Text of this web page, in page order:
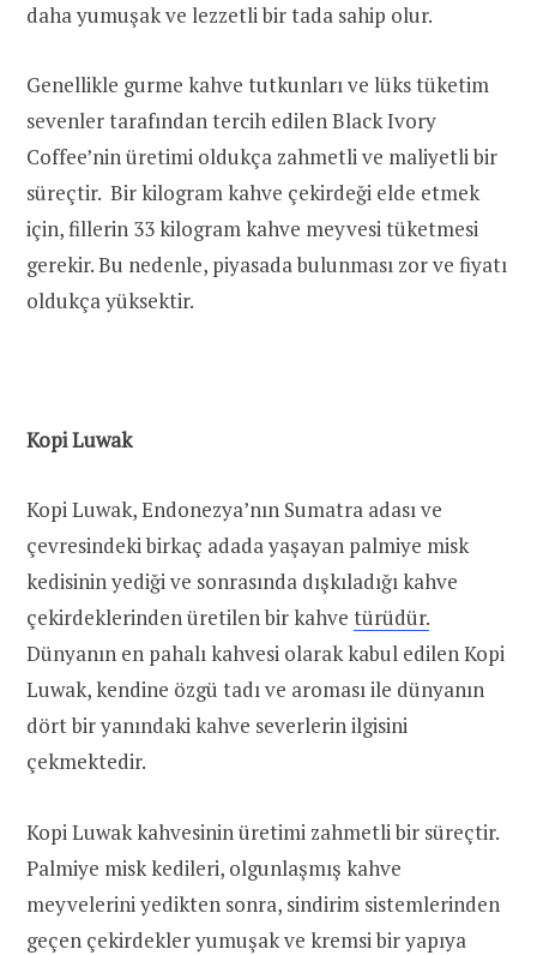
daha yumuşak ve lezzetli bir tada sahip olur.
Genellikle gurme kahve tutkunları ve lüks tüketim
sevenler tarafından tercih edilen Black Ivory
Coffee’nin üretimi oldukça zahmetli ve maliyetli bir
süreçtir. Bir kilogram kahve çekirdeği elde etmek
için, fillerin 33 kilogram kahve meyvesi tüketmesi
gerekir. Bu nedenle, piyasada bulunması zor ve fiyatı
oldukça yüksektir.
Kopi Luwak
Kopi Luwak, Endonezya’nın Sumatra adası ve
çevresindeki birkaç adada yaşayan palmiye misk
kedisinin yediği ve sonrasında dışkıladığı kahve
çekirdeklerinden üretilen bir kahve türüdür.
Dünyanın en pahalı kahvesi olarak kabul edilen Kopi
Luwak, kendine özgü tadı ve aroması ile dünyanın
dört bir yanındaki kahve severlerin ilgisini
çekmektedir.
Kopi Luwak kahvesinin üretimi zahmetli bir süreçtir.
Palmiye misk kedileri, olgunlaşmış kahve
meyvelerini yedikten sonra, sindirim sistemlerinden
geçen çekirdekler yumuşak ve kremsi bir yapıya